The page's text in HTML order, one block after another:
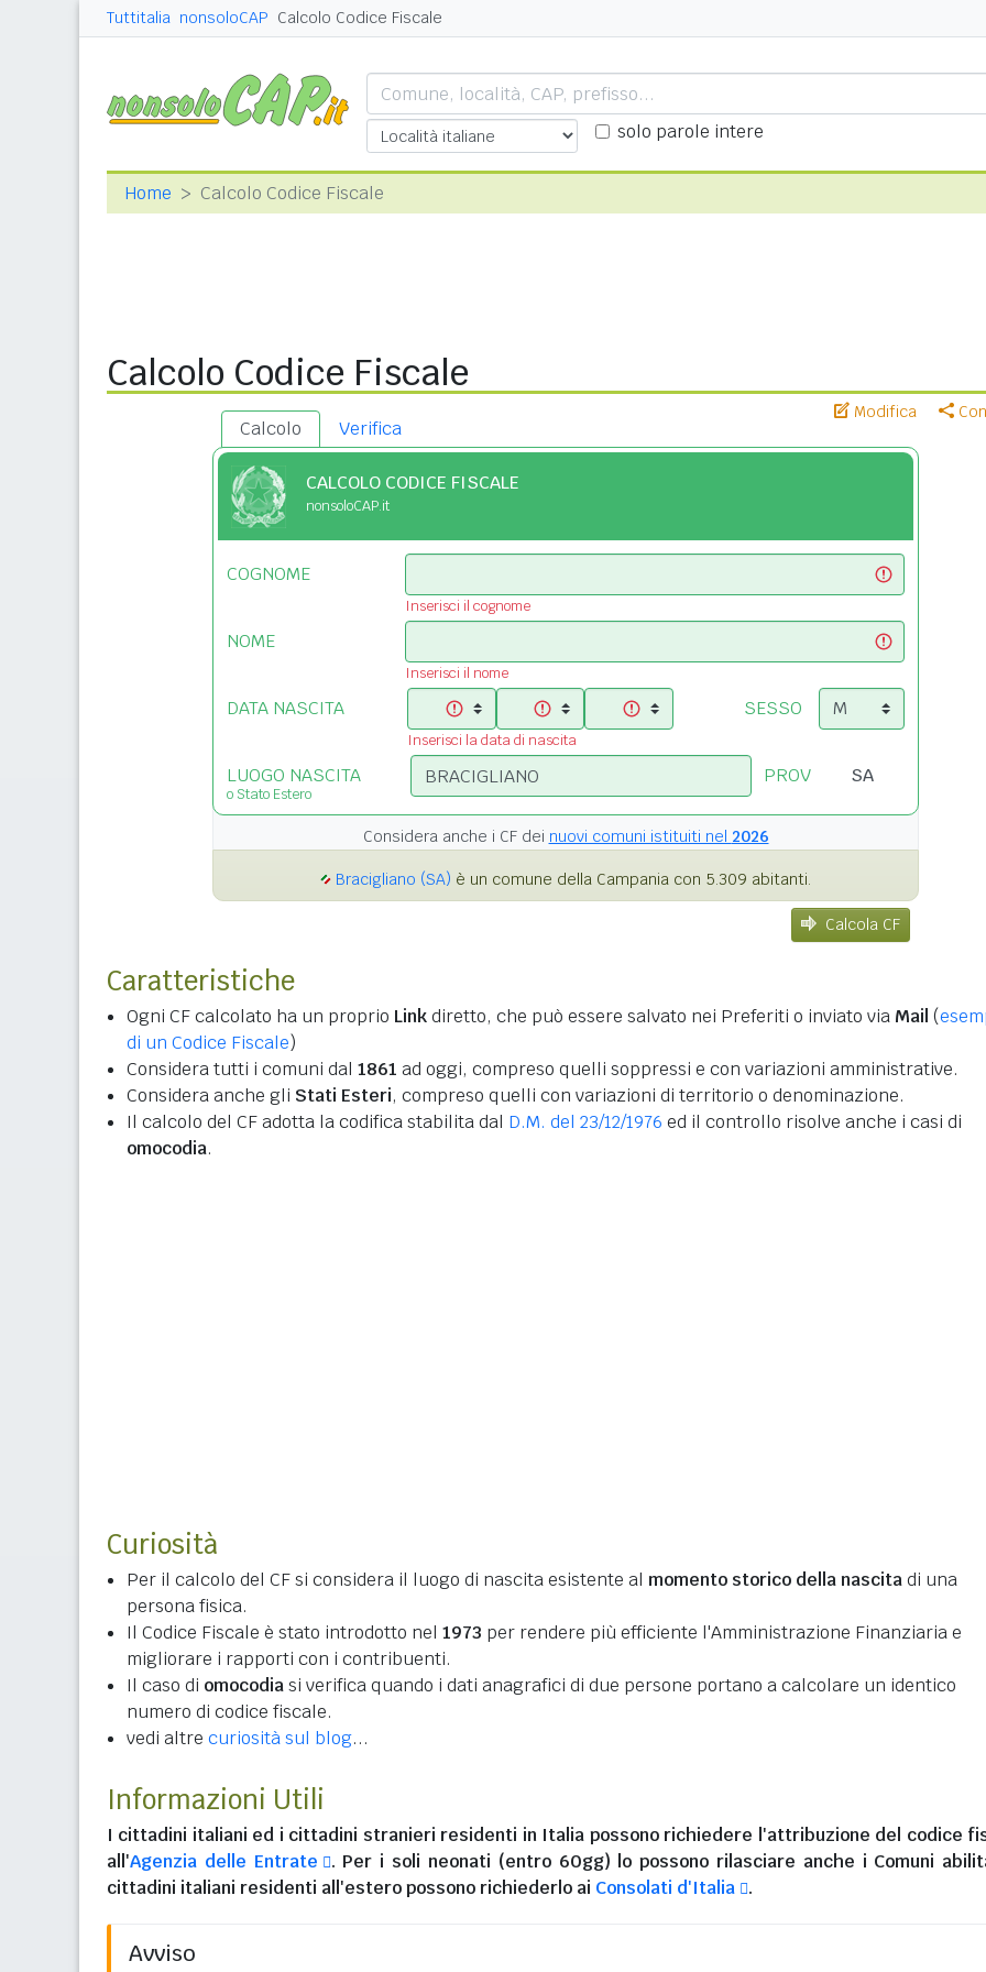
Tuttitalia nonsoloCAP Calcolo Codice Fiscale
solo parole intere
Home Calcolo Codice Fiscale
Calcolo Codice Fiscale
Modifica
Calcolo Verifica
CALCOLO CODICE FISCALE
nonsoloCAP.it
COGNOME
Inserisci il cognome
NOME
Inserisci il nome
DATA NASCITA
Inserisci la data di nascita
SESSO
LUOGO NASCITA
o Stato Estero
PROV
Considera anche i CF dei nuovi comuni istituiti nel 2026
Bracigliano (SA) è un comune della Campania con 5.309 abitanti.
Calcola CF
Caratteristiche
Ogni CF calcolato ha un proprio Linkdiretto, che può essere salvato nei Preferiti o inviato via Mail (
di un Codice Fiscale)
Considera tutti i comuni dal 1861 ad oggi, compreso quelli soppressi e con variazioni amministrative.
Considera anche gli Stati Esteri, compreso quelli con variazioni di territorio o denominazione.
Il calcolo del CF adotta la codifica stabilita dal D.M. del 23/12/1976 ed il controllo risolve anche i casi di
omocodia.
Curiosità
Per il calcolo del CF si considera il luogo di nascita esistente al momento storico della nascitadi una
persona fisica.
Il Codice Fiscale è stato introdotto nel 1973 per rendere più efficiente l'Amministrazione Finanziaria e
migliorare i rapporti con i contribuenti.
Il caso di omocodiasi verifica quando i dati anagrafici di due persone portano a calcolare un identico
numero di codice fiscale.
vedi altre curiosità sul blog...
Informazioni Utili
I cittadini italiani ed i cittadini stranieri residenti in Italia possono richiedere l'attribuzione del codice
all'Agenzia delle Entrate
. Per i soli neonati (entro 60gg) lo possono rilasciare anche i Comuni
cittadini italiani residenti all'esteropossono richiederlo ai Consolati d'Italia .
Avviso